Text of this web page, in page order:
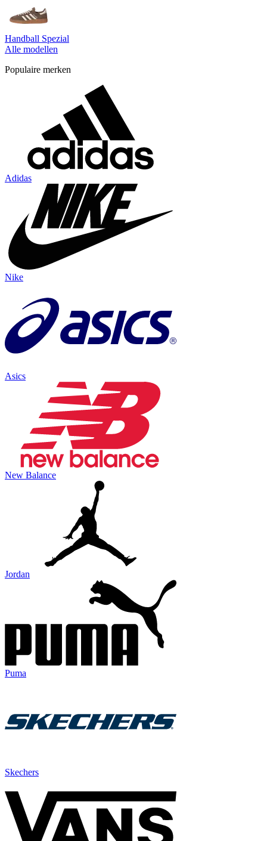
Handball Spezial
Alle modellen
Populaire merken
Adidas
Nike
Asics
New Balance
Jordan
Puma
Skechers